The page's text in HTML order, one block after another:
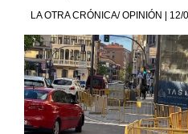
LA OTRA CRÓNICA/ OPINIÓN | 12/